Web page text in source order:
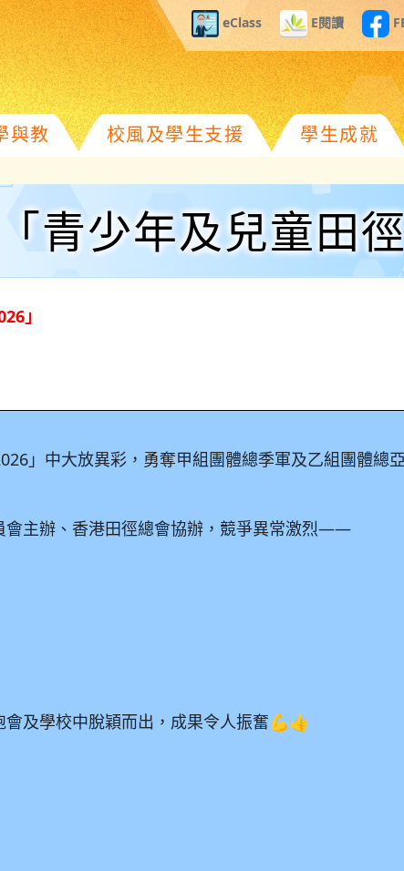
eClass E閱讀
與教 校風及學生支援 學生成就
青少年及兒童田
」
」中大放異彩，勇奪甲組團體總季軍及乙組團體總亞
會主辦、香港田徑總會協辦，競爭異常激烈——
及學校中脫穎而出，成果令人振奮💪👍